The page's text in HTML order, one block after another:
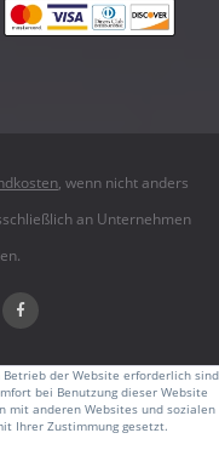
, wenn nicht anders
an Unternehmen
der Website erforderlich sind
bei Benutzung dieser Website
mit anderen Websites und sozialen
Ihrer Zustimmung gesetzt.